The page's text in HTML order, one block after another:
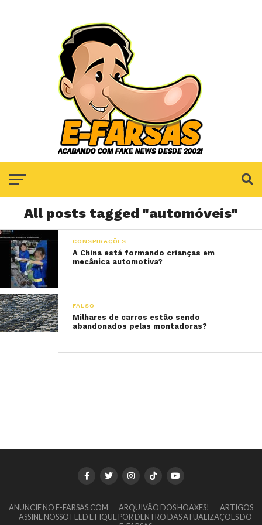
All posts tagged "automóveis"
CONSPIRAÇÕES
A China está formando crianças em
mecânica automotiva?
FALSO
Milhares de carros estão sendo
abandonados pelas montadoras?
ANUNCIE NO E-FARSAS.COM ARQUIVÃO DOS HOAXES!
ARTIGOS
ASSINE NOSSO FEED E FIQUE POR DENTRO DAS ATUALIZAÇÕES DO